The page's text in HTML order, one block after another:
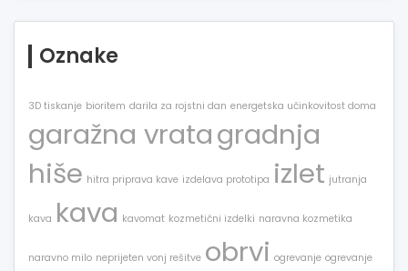
Oznake
3D tiskanje bioritem darila za rojstni dan energetska učinkovitost doma
garažna vratagradnja
hiše hitra priprava kave izdelava prototipa izlet jutranja
kava kava kavomat kozmetični izdelki naravna kozmetika
naravno milo neprijeten vonj rešitve obrvi ogrevanje ogrevanje